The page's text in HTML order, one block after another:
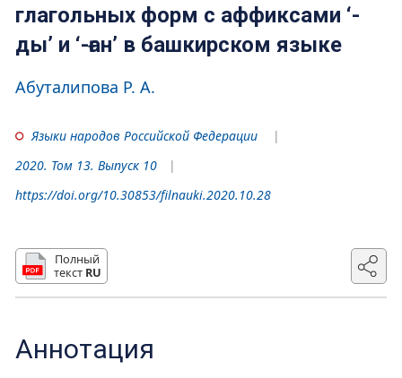
глагольных форм с аффиксами ‘-
ды’ и ‘-ған’ в башкирском языке
Абуталипова Р. А.
Языки народов Российской Федерации
2020. Том 13. Выпуск 10
https://doi.org/10.30853/filnauki.2020.10.28
Полный
текст RU
Аннотация